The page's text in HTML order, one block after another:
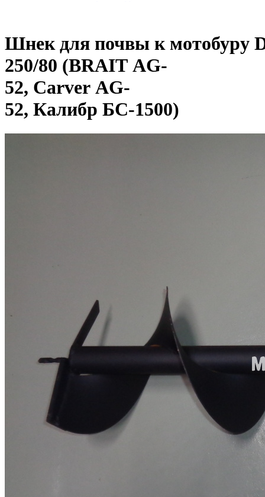
Шнек для почвы к мотобуру
250/80 (BRAIT AG-
52, Carver AG-
52, Калибр БС-1500)